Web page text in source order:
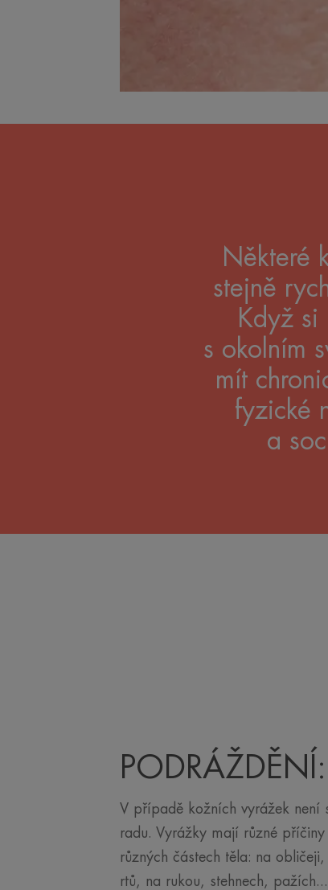
Některé
stejně
Když si
s okolním
mít
fyzické
a
V případě kožních vyrážek není
radu. Vyrážky mají různé
různých částech těla: na
rtů, na rukou, stehnech,